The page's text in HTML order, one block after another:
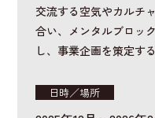
交流する空気やカルチ
合い、メンタルブロッ
し、事業企画を策定す
日時／場所